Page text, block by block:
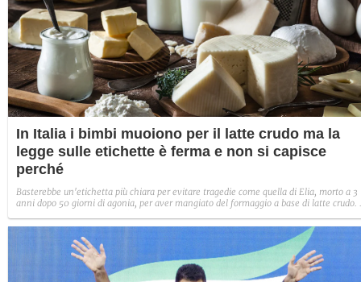
In Italia i bimbi muoiono per il latte crudo ma la
legge sulle etichette è ferma e non si capisce
perché
Basterebbe un'etichetta più chiara per evitare tragedie come quella di Elia, morto a 3
anni dopo 50 giorni di agonia, per aver mangiato del formaggio a base di latte crudo.
al Senato da ormai due anni, nonostante le promesse del governo.